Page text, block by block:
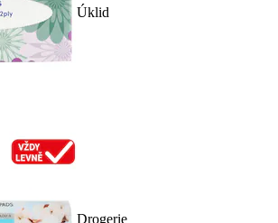
Úklid
Drogerie